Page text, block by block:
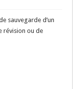
sauvegarde d’un
révision ou de